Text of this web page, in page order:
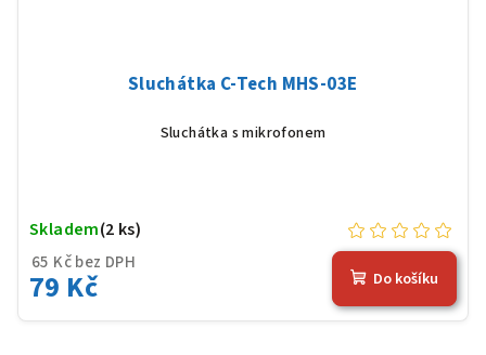
Sluchátka C-Tech MHS-03E
Sluchátka s mikrofonem
65 Kč bez DPH
79 Kč
Skladem(2 ks)
Do košíku